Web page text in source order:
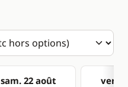
sam. 22 août ven.